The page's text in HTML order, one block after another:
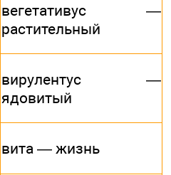
вегетативус —
растительный
вирулентус —
ядовитый
вита — жизнь